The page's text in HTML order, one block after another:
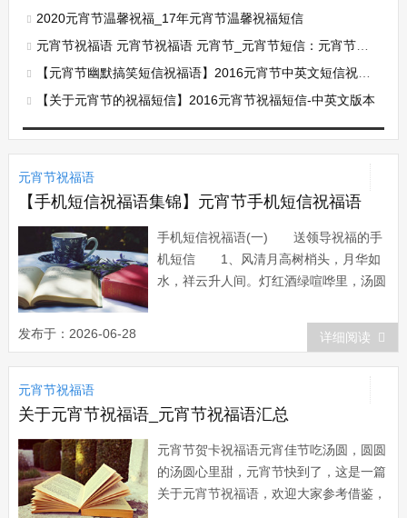
2020元宵节温馨祝福_17年元宵节温馨祝福短信
元宵节祝福语 元宵节祝福语 元宵节_元宵节短信：元宵节快乐祝福语
【元宵节幽默搞笑短信祝福语】2016元宵节中英文短信祝福语
【关于元宵节的祝福短信】2016元宵节祝福短信-中英文版本
元宵节祝福语
【手机短信祝福语集锦】元宵节手机短信祝福语
手机短信祝福语(一) 送领导祝福的手
机短信 1、风清月高树梢头，月华如
水，祥云升人间。灯红酒绿喧哗里，汤圆
盏，醉酒醉思念。元宵庆团圆，举家幸福
又一年! 2、月儿是圆的，心圆事圆家
人团团圆圆，汤圆是甜的，情甜意甜爱情
甜甜蜜蜜，心意是真的，温馨祝福诚心诚
意，祝...
发布于：2026-06-28 详细阅读
元宵节祝福语
关于元宵节祝福语_元宵节祝福语汇总
元宵节贺卡祝福语元宵佳节吃汤圆，圆圆
的汤圆心里甜，元宵节快到了，这是一篇
关于元宵节祝福语，欢迎大家参考借鉴，